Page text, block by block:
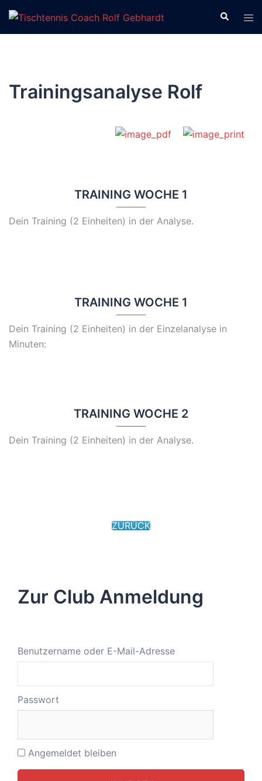
Zum
Inhalt
springen
Suche
Trainingsanalyse Rolf
TRAINING WOCHE 1
Dein Training (2 Einheiten) in der Analyse.
TRAINING WOCHE 1
Dein Training (2 Einheiten) in der Einzelanalyse in
Minuten:
TRAINING WOCHE 2
Dein Training (2 Einheiten) in der Analyse.
ZURÜCK
Zur Club Anmeldung
Benutzername oder E-Mail-Adresse
Passwort
Angemeldet bleiben